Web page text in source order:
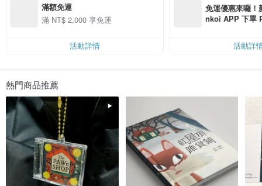
滿額免運
滿 NT$ 2,000 享免運
活動詳情
免運優惠來囉
nkoi APP 下單
活動詳
熱門商品推薦